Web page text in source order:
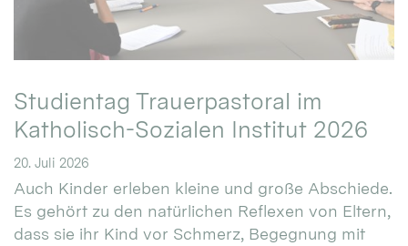
Studientag Trauerpastoral im
Katholisch-Sozialen Institut 2026
20. Juli 2026
Auch Kinder erleben kleine und große Abschiede.
Es gehört zu den natürlichen Reflexen von Eltern,
dass sie ihr Kind vor Schmerz, Begegnung mit